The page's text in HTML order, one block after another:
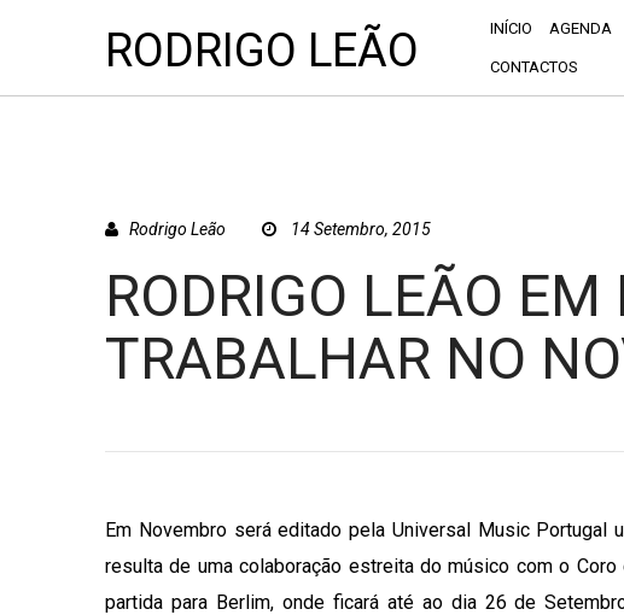
RODRIGO LEÃO INÍCIO AGENDA
CONTACTOS
Rodrigo Leão 14 Setembro, 2015
RODRIGO LEÃO
TRABALHAR NO
Em Novembro será editado pela Universal Music Portugal
resulta de uma colaboração estreita do músico com o
partida para Berlim, onde ficará até ao dia 26 de